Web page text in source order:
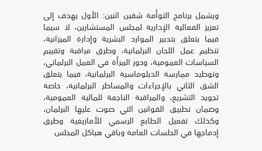
ويشمل برنامج التوأمة شقين اثنين: الأول يهدف إلى
تعزيز الفعالية الإدارية لمجلس المستشارين، لا سيما
فيما يتعلق بتدبير الموارد البشرية وإدارة الميزانية،
تنظيم عمل اللجان البرلمانية، وطرق مراقبة وتقييم
السياسات العمومية، ودور المرأة في العمل البرلماني،
وتوطيد ممارسة الدبلوماسية البرلمانية، فيما يتعلق
الشق الثاني بالإجراءات والمساطر البرلمانية، خاصة
تجويد التشريع، والمراقبة الناجعة للمالية العمومية،
وضمان تطبيق القوانين التي صوت عليها البرلمان،
وكذلك تفعيل الطابع الرسمي للأمازيغية وطرق
إدماجها في الجلسات العامة وباقي هياكل المجلس